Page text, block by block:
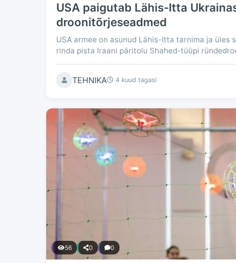
USA paigutab Lähis-Itta
droonitõrjeseadmed
USA armee on asunud Lähis-Itta tarnima ja
rinda pista Iraani päritolu Shahed-tüüpi
TEHNIKA 4 kuud tagasi
56 0 0